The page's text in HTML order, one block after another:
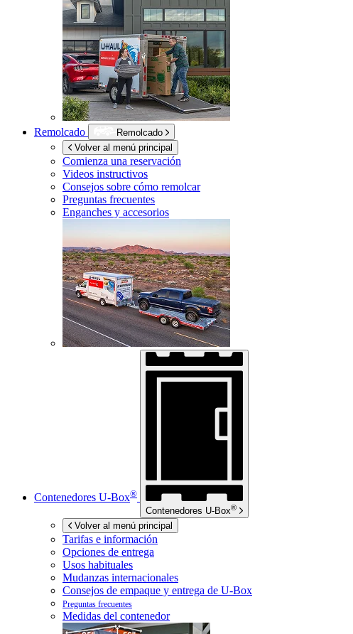
Remolcado
Remolcado
Volver al menú principal
Comienza una reservación
Videos instructivos
Consejos sobre cómo remolcar
Preguntas frecuentes
Enganches y accesorios
Contenedores U-Box®
Contenedores U-Box®
Volver al menú principal
Tarifas e información
Opciones de entrega
Usos habituales
Mudanzas internacionales
Consejos de empaque y entrega de U-Box
Preguntas frecuentes
Medidas del contenedor